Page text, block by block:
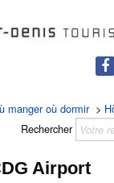
manger où dormir>
Rechercher
Airport